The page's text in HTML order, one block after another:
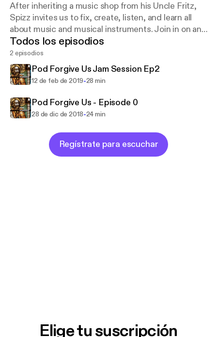
After inheriting a music shop from his Uncle Fritz,
Spizz invites us to fix, create, listen, and learn all
about music and musical instruments. Join in on an
audio journey that promises...to not be too annoying
to listen to in the car with the kids.
Todos los episodios
2 episodios
Pod Forgive Us Jam Session Ep2
12 de feb de 2019-28 min
Pod Forgive Us - Episode 0
28 de dic de 2018-24 min
Regístrate para escuchar
Elige tu suscripción